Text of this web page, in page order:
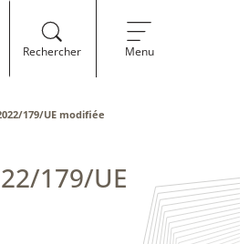
Rechercher Menu
179/UE modifiée
179/UE